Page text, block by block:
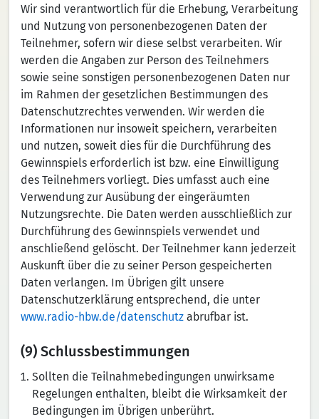
Wir sind verantwortlich für die Erhebung, Verarbeitung
und Nutzung von personenbezogenen Daten der
Teilnehmer, sofern wir diese selbst verarbeiten. Wir
werden die Angaben zur Person des Teilnehmers
sowie seine sonstigen personenbezogenen Daten nur
im Rahmen der gesetzlichen Bestimmungen des
Datenschutzrechtes verwenden. Wir werden die
Informationen nur insoweit speichern, verarbeiten
und nutzen, soweit dies für die Durchführung des
Gewinnspiels erforderlich ist bzw. eine Einwilligung
des Teilnehmers vorliegt. Dies umfasst auch eine
Verwendung zur Ausübung der eingeräumten
Nutzungsrechte. Die Daten werden ausschließlich zur
Durchführung des Gewinnspiels verwendet und
anschließend gelöscht. Der Teilnehmer kann jederzeit
Auskunft über die zu seiner Person gespeicherten
Daten verlangen. Im Übrigen gilt unsere
Datenschutzerklärung entsprechend, die unter
www.radio-hbw.de/datenschutz abrufbar ist.
(9) Schlussbestimmungen
Sollten die Teilnahmebedingungen unwirksame
Regelungen enthalten, bleibt die Wirksamkeit der
Bedingungen im Übrigen unberührt.